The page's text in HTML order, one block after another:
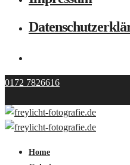
0172 7826616
Home